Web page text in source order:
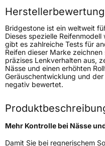
Rollgeräusch (Klasse)B
Rollgeräusch (dB)70
Fahrzeugklasse C1
Herstellerbewertung
Bridgestone ist ein weltweit
Dieses spezielle
gibt es zahlreiche Tests für
Reifen dieser Marke
präzises Lenkverhalten aus,
Nässe und einen erhöhten
Geräuschentwicklung und
negativ bewertet.
Mehr Kontrolle bei Nässe
Damit Sie bei regnerischem